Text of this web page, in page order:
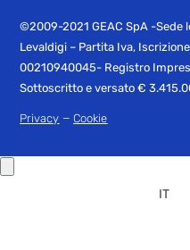
©2009-2021 GEAC SpA -Sede
Levaldigi – Partita Iva,
00210940045- Registro
Sottoscritto e versato €
Privacy –Cookie
IT